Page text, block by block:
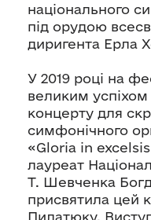
національного
під орудою
диригента Ерла
У 2019 році на
великим
концерту для
симфонічного
«Gloria in
лауреат
Т. Шевченка
присвятила цей
Пилатюку.